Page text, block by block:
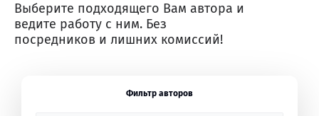
Выберите подходящего Вам автора и
ведите работу с ним. Без
посредников и лишних комиссий!
Фильтр авторов